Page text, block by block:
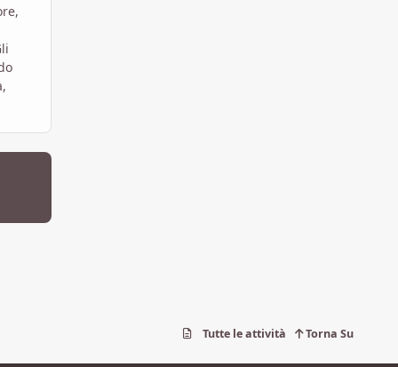
Tutte le attività Torna Su